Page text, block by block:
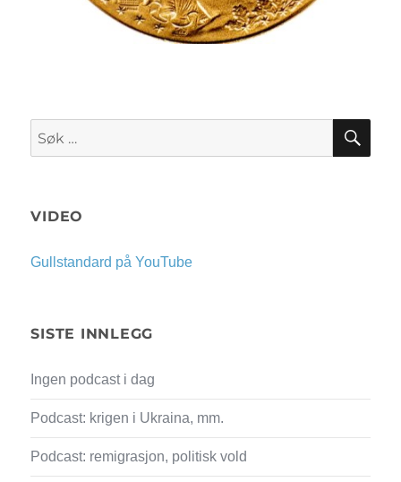
Søk
etter:
SØK
VIDEO
Gullstandard på YouTube
SISTE INNLEGG
Ingen podcast i dag
Podcast: krigen i Ukraina, mm.
Podcast: remigrasjon, politisk vold